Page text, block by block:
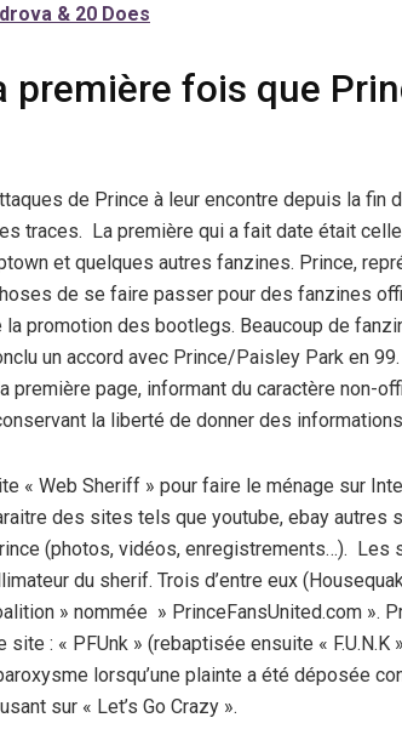
& 20 Does
première fois que
de Prince à leur encontre depuis la fin
traces. La première qui a fait date était
et quelques autres fanzines. Prince,
de se faire passer pour des fanzines
promotion des bootlegs. Beaucoup de
un accord avec Prince/Paisley Park en
première page, informant du caractère non-
la liberté de donner des
« Web Sheriff » pour faire le ménage sur
des sites tels que youtube, ebay autres
(photos, vidéos, enregistrements…). Les
du sherif. Trois d’entre eux
» nommée » PrinceFansUnited.com ».
site : « PFUnk » (rebaptisée ensuite «
lorsqu’une plainte a été déposée
sur « Let’s Go Crazy ».